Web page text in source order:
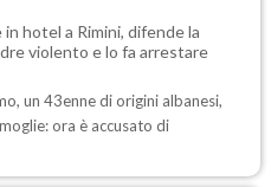
hotel a Rimini, difende la
violento e lo fa arrestare
un 43enne di origini albanesi,
ora è accusato di